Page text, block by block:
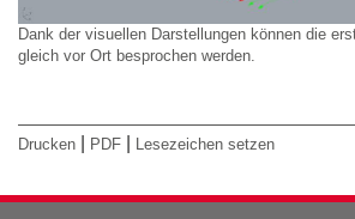
Dank der visuellen Darstellungen können die
gleich vor Ort besprochen werden.
Drucken PDF Lesezeichen setzen